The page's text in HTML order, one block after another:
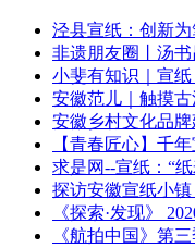
泾县宣纸：创新
非遗朋友圈丨汤
小斐有知识｜宣
安徽范儿｜触摸
安徽乡村文化品
【青春匠心】千
求是网--宣纸：“
探访安徽宣纸小
《探索·发现》
《航拍中国》第